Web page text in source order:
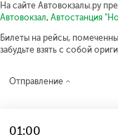
На сайте Автовокзалы.ру
Автовокзал, Автостанция
Билеты на рейсы,
забудьте взять с собой
Отправление
01:00